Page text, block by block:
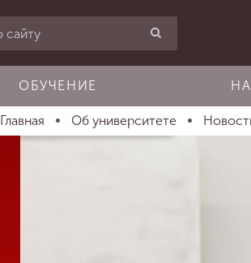
ОБУЧЕНИЕ
Главная Об университете